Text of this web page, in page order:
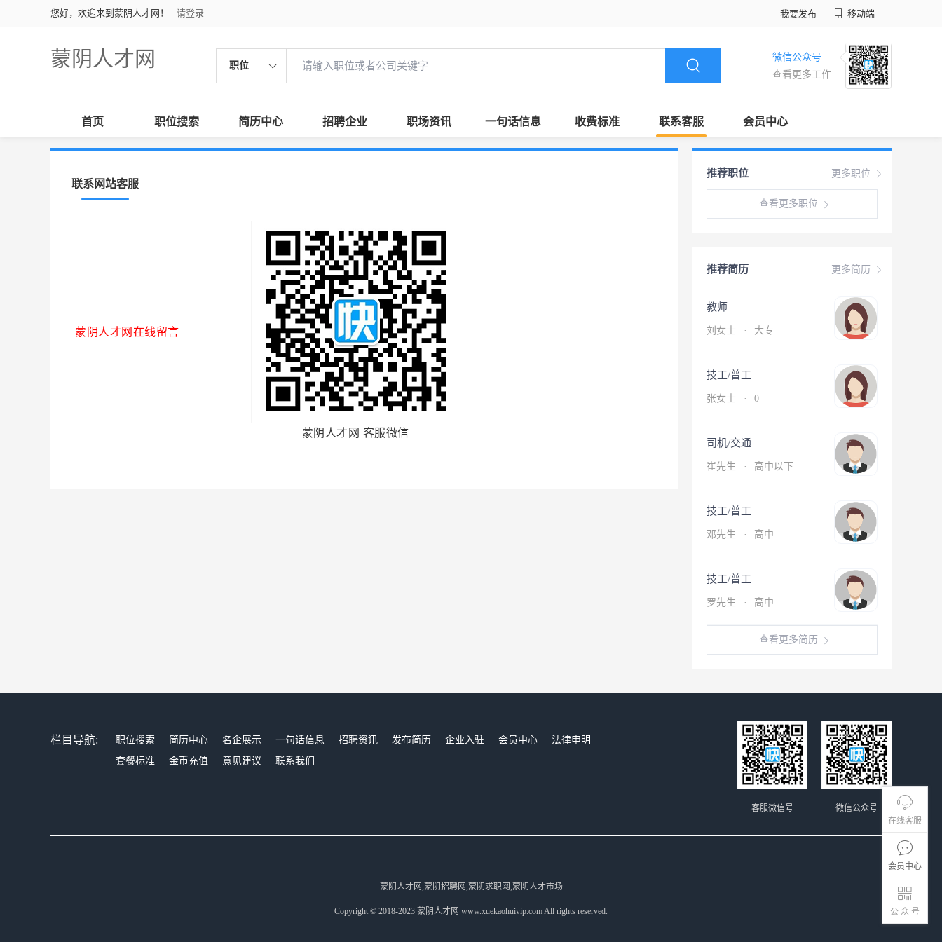
您好，欢迎来到蒙阴人才网！ 请登录 我要发布 移动端
蒙阴人才网 职位
微信公众号
查看更多工作
首页 职位搜索 简历中心 招聘企业 职场资讯 一句话信息 收费标准 联系客服 会员中心
在线客服
会员中心
公 众 号
联系网站客服
蒙阴人才网在线留言
蒙阴人才网 客服微信
更多职位
推荐职位
查看更多职位
更多简历
推荐简历
教师
刘女士 · 大专
技工/普工
张女士 · 0
司机/交通
崔先生 · 高中以下
技工/普工
邓先生 · 高中
技工/普工
罗先生 · 高中
查看更多简历
栏目导航: 职位搜索 简历中心 名企展示 一句话信息 招聘资讯 发布简历 企业入驻 会员中心
法律申明
套餐标准
金币充值 意见建议 联系我们
微信公众号
客服微信号
蒙阴人才网,蒙阴招聘网,蒙阴求职网,蒙阴人才市场
Copyright © 2018-2023 蒙阴人才网 www.xuekaohuivip.com All rights reserved.